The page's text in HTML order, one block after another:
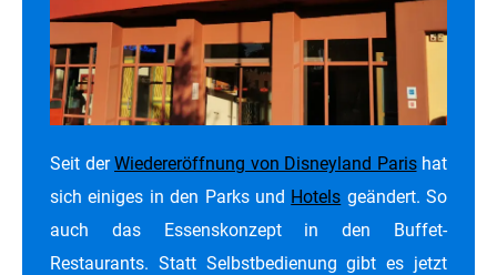
Seit derWiedereröffnung von Disneyland Parishat
sich einiges in den Parks und Hotels geändert. So
auch das Essenskonzept in den Buffet-
Restaurants. Statt Selbstbedienung gibt es jetzt